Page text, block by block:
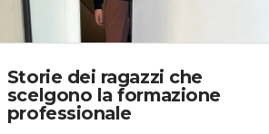
Storie dei ragazzi che
scelgono la formazione
professionale